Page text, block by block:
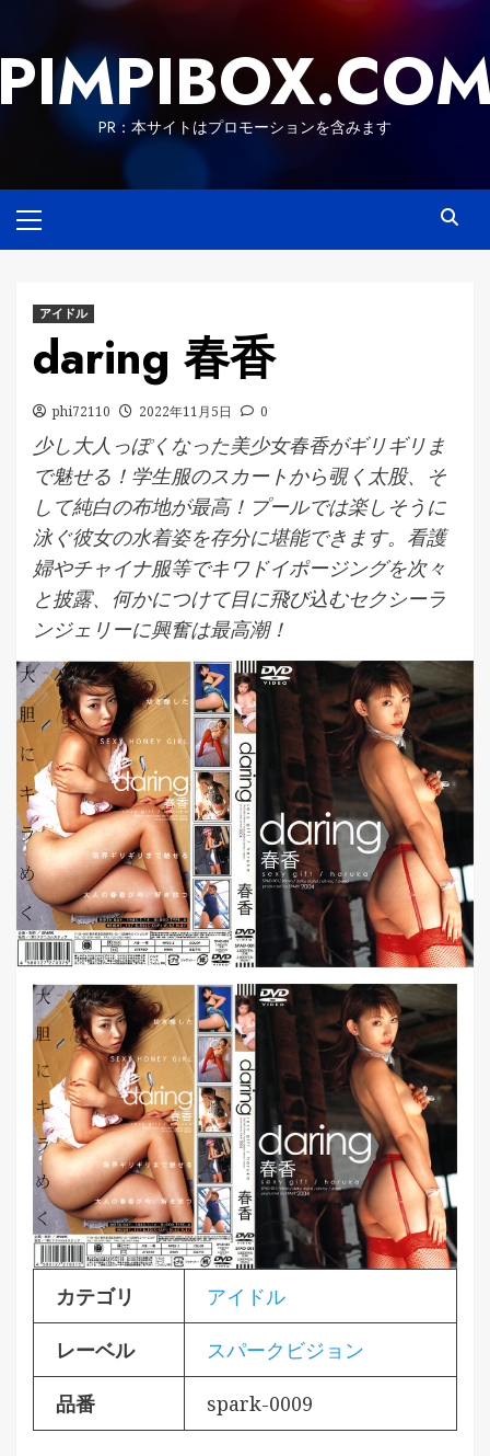
content
PR：本サイトはプロモーションを含みます
Menu
アイドル
daring 春香
phi72110 2022年11月5日 0
少し大人っぽくなった美少女春香がギリギリま
で魅せる！学生服のスカートから覗く太股、そ
して純白の布地が最高！プールでは楽しそうに
泳ぐ彼女の水着姿を存分に堪能できます。看護
婦やチャイナ服等でキワドイポージングを次々
と披露、何かにつけて目に飛び込むセクシーラ
ンジェリーに興奮は最高潮！
カテゴリ アイドル
レーベル スパークビジョン
品番 spark-0009